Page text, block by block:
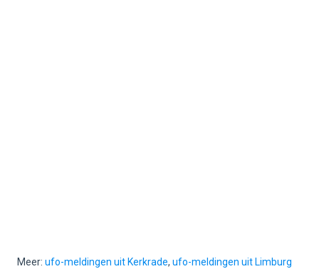
Meer: ufo-meldingen uit Kerkrade, ufo-meldingen uit Limburg